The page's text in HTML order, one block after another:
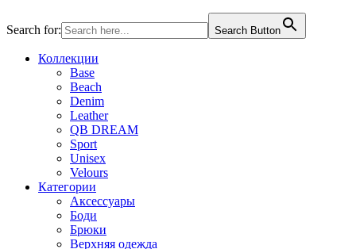
Search for: Search Button
Коллекции
Base
Beach
Denim
Leather
QB DREAM
Sport
Unisex
Velours
Категории
Аксессуары
Боди
Брюки
Верхняя одежда